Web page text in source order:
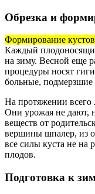
Обрезка и
Формирование
Каждый
на зиму. Весной еще
процедуры носят
больные, подмерзшие
На протяжении всего
Они урожая не дают,
веществ от
вершины шпалер, из
все силы куста не на
плодов.
Подготовка к